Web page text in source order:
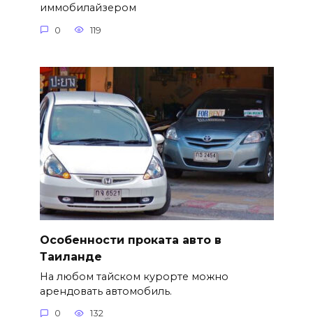
иммобилайзером
0 119
Особенности проката авто в
Таиланде
На любом тайском курорте можно
арендовать автомобиль.
0 132